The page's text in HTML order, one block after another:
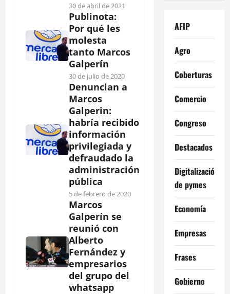
30 de abril de 2021
Publinota:
Por qué les
molesta
tanto Marcos
Galperín
30 de julio de 2020
Denuncian a
Marcos
Galperin:
habría recibido
información
privilegiada y
defraudado la
administración
pública
5 de febrero de 2020
Marcos
Galperín se
reunió con
Alberto
Fernández y
empresarios
del grupo del
whatsapp
AFIP
Agro
Coberturas
Comercio
Congreso
Destacados
Digitalización
de pymes
Economía
Empresas
Frases
Gobierno